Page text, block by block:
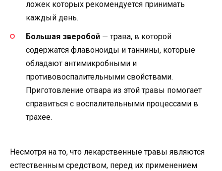
ложек которых рекомендуется принимать
каждый день.
Большая зверобой — трава, в которой
содержатся флавоноиды и таннины, которые
обладают антимикробными и
противовоспалительными свойствами.
Приготовление отвара из этой травы помогает
справиться с воспалительными процессами в
трахее.
Несмотря на то, что лекарственные травы являются
естественным средством, перед их применением